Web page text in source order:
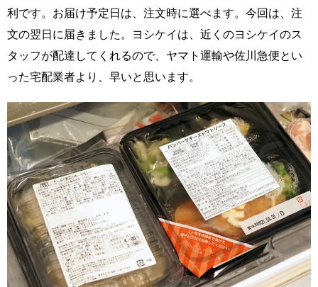
利です。お届け予定日は、注文時に選べます。今回は、注
文の翌日に届きました。ヨシケイは、近くのヨシケイのス
タッフが配達してくれるので、ヤマト運輸や佐川急便とい
った宅配業者より、早いと思います。